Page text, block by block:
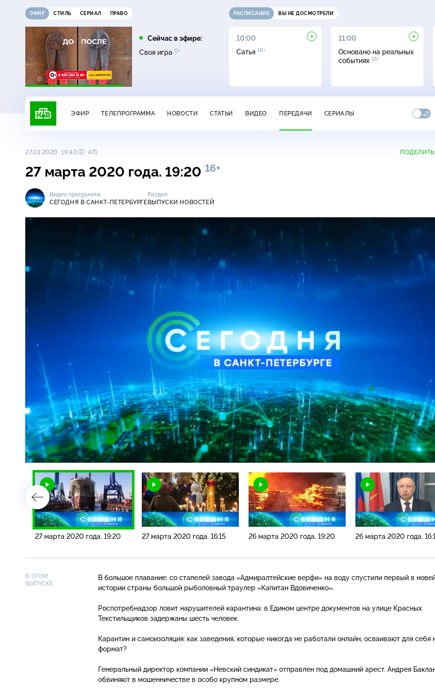
ЭФИР СТИЛЬ СЕРИАЛ ПРАВО
Сейчас в эфире:
Своя игра 0+
РАСПИСАНИЕ ВЫ НЕ ДОСМОТРЕЛИ
08:00
Живая еда 12+
09:00
Квартирный вопрос
10:00
Сатья 16+
11:00
Основано на реальных
событиях 16+
ЭФИР ТЕЛЕПРОГРАММА НОВОСТИ СТАТЬИ ВИДЕО ПЕРЕДАЧИ СЕРИАЛЫ
27.03.2020, 19:40 471
27 марта 2020 года. 19:20 16+
Видео программы
СЕГОДНЯ В САНКТ-ПЕТЕРБУРГЕ
Раздел
ВЫПУСКИ НОВОСТЕЙ
/
Загрузка:
5.62%
27 марта 2020 года. 19:20 27 марта 2020 года. 16:15 26 марта 2020 года. 19:20 26 марта 2020 года.
В ЭТОМ
ВЫПУСКЕ:
В большое плавание: со стапелей завода «Адмиралтейские верфи» на воду спустили первый в
истории страны большой рыболовный траулер «Капитан Вдовиченко».
Роспотребнадзор ловит нарушителей карантина: в Едином центре документов на улице Красных
Текстильщиков задержаны шесть человек.
Карантин и самоизоляция: как заведения, которые никогда не работали онлайн, осваивают для себя
формат?
Генеральный директор компании «Невский синдикат» отправлен под домашний арест. Андрея
обвиняют в мошенничестве в особо крупном размере.